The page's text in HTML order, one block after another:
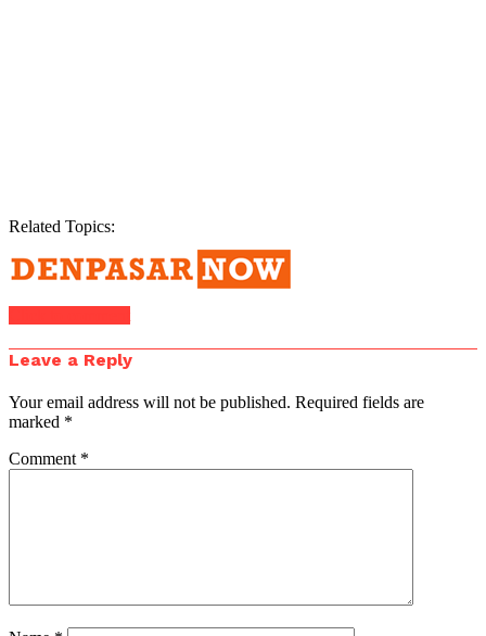
Related Topics:
Leave a Reply
Your email address will not be published. Required fields are
marked *
Comment *